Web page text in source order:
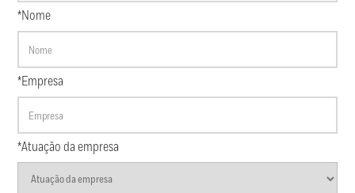
*Nome
*Empresa
*Atuação da empresa